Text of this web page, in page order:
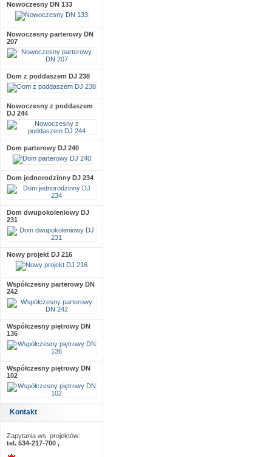
Nowoczesny DN 133
Nowoczesny parterowy DN
207
Dom z poddaszem DJ 238
Nowoczesny z poddaszem
DJ 244
Dom parterowy DJ 240
Dom jednorodzinny DJ 234
Dom dwupokoleniowy DJ
231
Nowy projekt DJ 216
Współczesny parterowy DN
242
Współczesny piętrowy DN
136
Współczesny piętrowy DN
102
Kontakt
Zapytania ws. projektów:
tel. 534-217-700 ,